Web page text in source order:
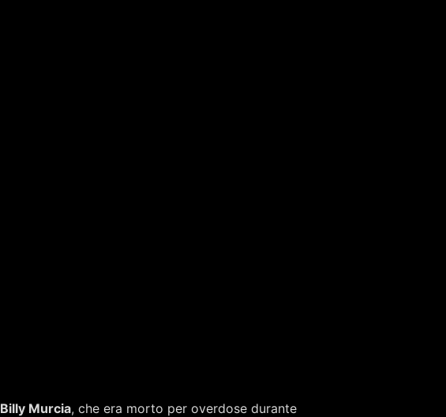
Billy Murcia, che era morto per overdose durante